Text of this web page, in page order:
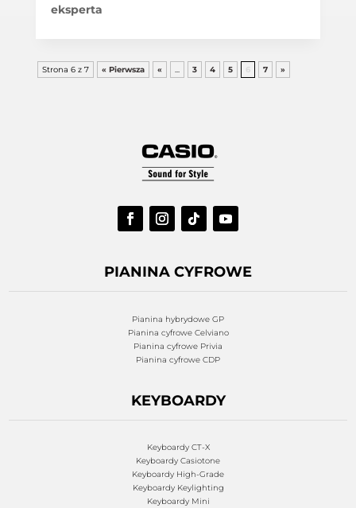
eksperta
Strona 6 z 7 « Pierwsza « ... 3 4 5 7 »
PIANINA CYFROWE
Pianina hybrydowe GP
Pianina cyfrowe Celviano
Pianina cyfrowe Privia
Pianina cyfrowe CDP
KEYBOARDY
Keyboardy CT-X
Keyboardy Casiotone
Keyboardy High-Grade
Keyboardy Keylighting
Keyboardy Mini